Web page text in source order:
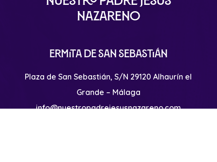
Nazareno
Ermita de San Sebastián
Plaza de San Sebastián, S/N 29120 Alhaurín el
Grande – Málaga
info@nuestropadrejesusnazareno.com